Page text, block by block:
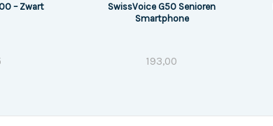
– Zwart
SwissVoice G50 Senioren
Smartphone
193,00